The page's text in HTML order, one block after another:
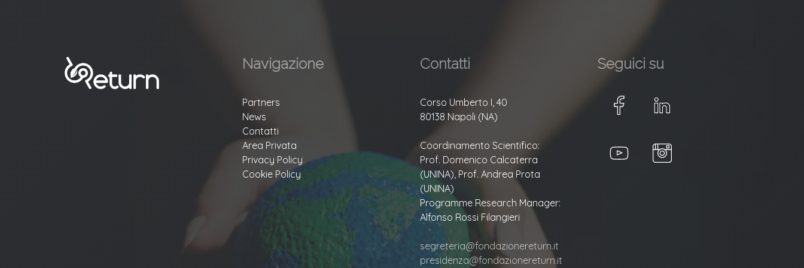
Navigazione
Partners
News
Contatti
Area Privata
Privacy Policy
Cookie Policy
Contatti
Corso Umberto I, 40
80138 Napoli (NA)
Coordinamento Scientifico:
Prof. Domenico Calcaterra
(UNINA), Prof. Andrea Prota
(UNINA)
Programme Research Manager:
Alfonso Rossi Filangieri
segreteria@fondazionereturn.it
presidenza@fondazionereturn.it
Seguici su